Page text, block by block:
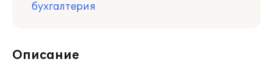
бухгалтерия
Описание